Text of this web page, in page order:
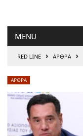
MENU
RED LINE › ΑΡΘΡΑ ›
ΑΡΘΡΑ